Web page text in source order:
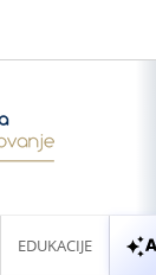
EDUKACIJE